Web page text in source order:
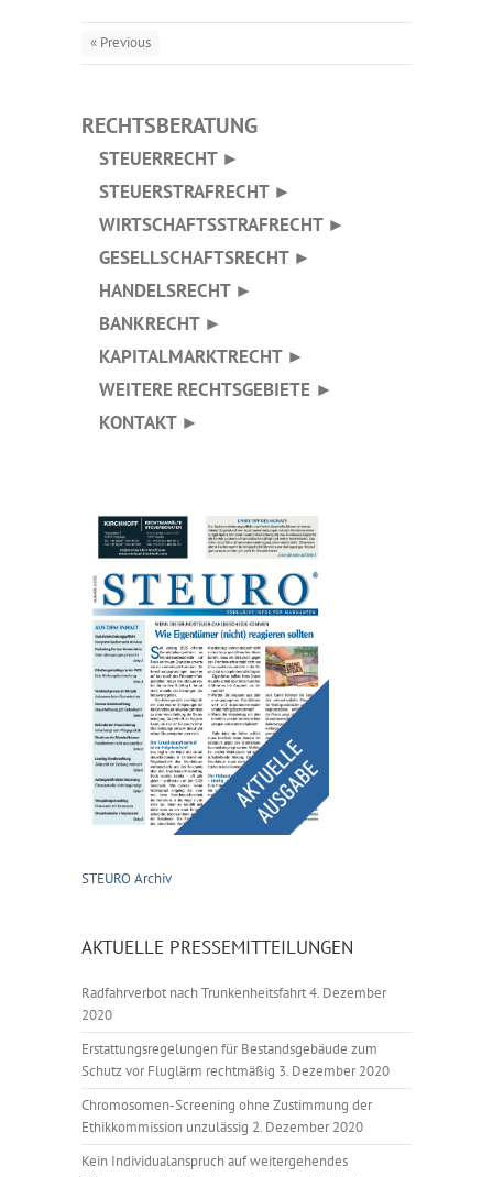
« Previous
RECHTSBERATUNG
STEUERRECHT ►
STEUERSTRAFRECHT ►
WIRTSCHAFTSSTRAFRECHT ►
GESELLSCHAFTSRECHT ►
HANDELSRECHT ►
BANKRECHT ►
KAPITALMARKTRECHT ►
WEITERE RECHTSGEBIETE ►
KONTAKT ►
STEURO Archiv
AKTUELLE PRESSEMITTEILUNGEN
Radfahrverbot nach Trunkenheitsfahrt4. Dezember
2020
Erstattungsregelungen für Bestandsgebäude zum
Schutz vor Fluglärm rechtmäßig 3. Dezember 2020
Chromosomen-Screening ohne Zustimmung der
Ethikkommission unzulässig 2. Dezember 2020
Kein Individualanspruch auf weitergehendes